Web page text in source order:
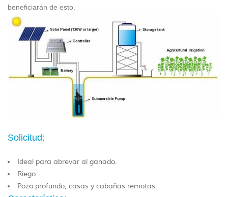
beneficiarán de esto.
Solicitud:
Ideal para abrevar al ganado.
Riego
Pozo profundo, casas y cabañas remotas